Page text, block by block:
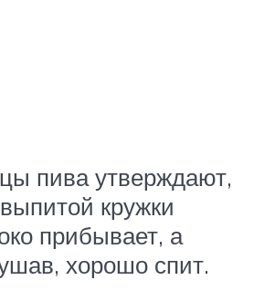
пива утверждают,
кружки
прибывает, а
хорошо спит.